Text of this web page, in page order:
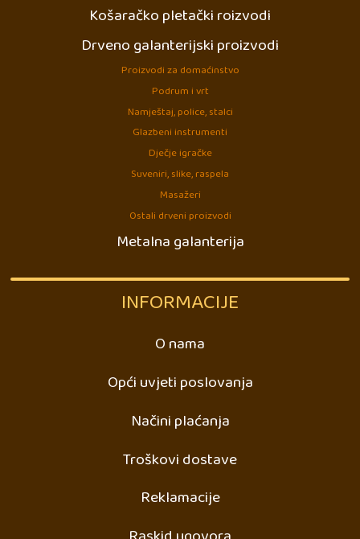
Košaračko pletački roizvodi
Drveno galanterijski proizvodi
Proizvodi za domaćinstvo
Podrum i vrt
Namještaj, police, stalci
Glazbeni instrumenti
Dječje igračke
Suveniri, slike, raspela
Masažeri
Ostali drveni proizvodi
Metalna galanterija
INFORMACIJE
O nama
Opći uvjeti poslovanja
Načini plaćanja
Troškovi dostave
Reklamacije